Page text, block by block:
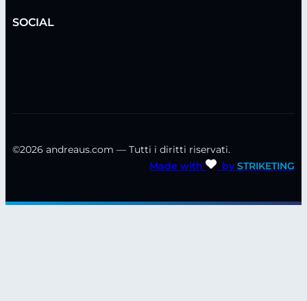
SOCIAL
©2026 andreaus.com — Tutti i diritti riservati.
Made with
by STRIKETING